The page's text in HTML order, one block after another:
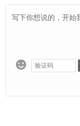
